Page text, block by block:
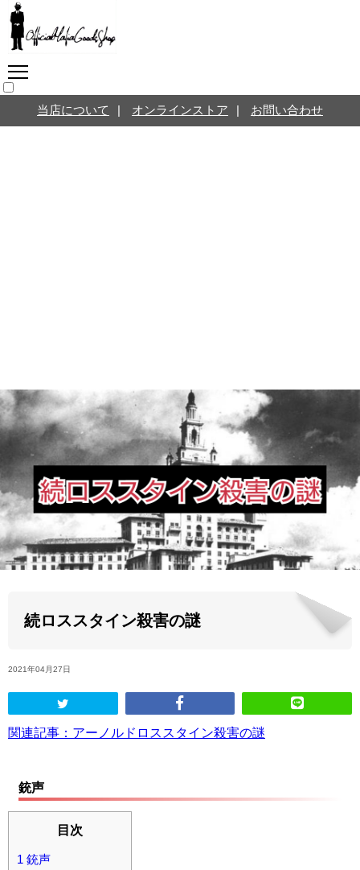
SNS
Twitterはこちら @jpmeyerlanskytm
ABOUT US
当店の紹介
オンラインストア
当店について オンラインストア お問い合わせ
続ロススタイン殺害の謎
2021年04月27日
関連記事：アーノルドロススタイン殺害の謎
銃声
目次
1 銃声
マフィアグッズ専門店につ
オンラインストア
お問い合わせ